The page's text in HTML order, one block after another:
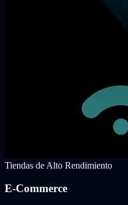
Tiendas de Alto Rendimiento
E-Commerce